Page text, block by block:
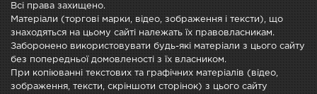
Всі права захищено.
Матеріали (торгові марки, відео, зображення і тексти), що
знаходяться на цьому сайті належать їх правовласникам.
Заборонено використовувати будь-які матеріали з цього сайту
без попередньої домовленості з їх власником.
При копіюванні текстових та графічних матеріалів (відео,
зображення, тексти, скріншоти сторінок) з цього сайту